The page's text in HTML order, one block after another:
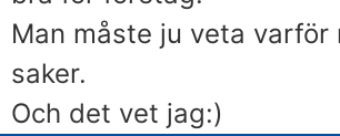
Man måste ju veta varför
saker.
Och det vet jag:)